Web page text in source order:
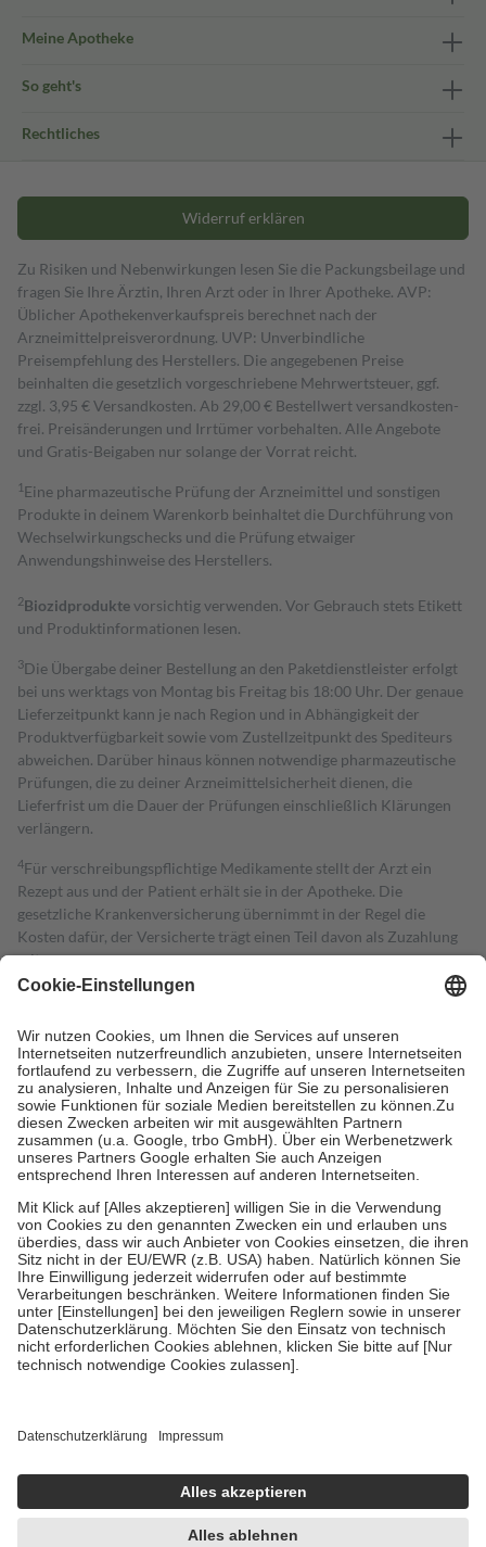
Meine Apotheke
So geht's
Rechtliches
Widerruf erklären
Zu Risiken und Nebenwirkungen lesen Sie die Packungsbeilage und
fragen Sie Ihre Ärztin, Ihren Arzt oder in Ihrer Apotheke. AVP:
Üblicher Apothekenverkaufspreis berechnet nach der
Arzneimittelpreisverordnung. UVP: Unverbindliche
Preisempfehlung des Herstellers. Die angegebenen Preise
beinhalten die gesetzlich vorgeschriebene Mehrwertsteuer, ggf.
zzgl. 3,95 € Versandkosten. Ab 29,00 € Bestell­wert versand­kosten­
frei. Preisänderungen und Irrtümer vorbehalten. Alle Angebote
und Gratis-Beigaben nur solange der Vorrat reicht.
1 Eine pharmazeutische Prüfung der Arzneimittel und sonstigen
Produkte in deinem Warenkorb beinhaltet die Durchführung von
Wechselwirkungschecks und die Prüfung etwaiger
Anwendungshinweise des Herstellers.
2Biozidproduktevorsichtig verwenden. Vor Gebrauch stets Etikett
und Produktinformationen lesen.
3Die Übergabe deiner Bestellung an den Paketdienstleister erfolgt
bei uns werktags von Montag bis Freitag bis 18:00 Uhr. Der genaue
Lieferzeitpunkt kann je nach Region und in Abhängigkeit der
Produktverfügbarkeit sowie vom Zustellzeitpunkt des Spediteurs
abweichen. Darüber hinaus können notwendige pharmazeutische
Prüfungen, die zu deiner Arzneimittelsicherheit dienen, die
Lieferfrist um die Dauer der Prüfungen einschließlich Klärungen
verlängern.
4Für verschreibungspflichtige Medikamente stellt der Arzt ein
Rezept aus und der Patient erhält sie in der Apotheke. Die
gesetzliche Krankenversicherung übernimmt in der Regel die
Kosten dafür, der Versicherte trägt einen Teil davon als Zuzahlung
mit.
Grundsätzlich leisten Mitglieder Zuzahlungen in Höhe von zehn
höchstens zehn Euro.
Es sind jedoch nie mehr als die tatsächlichen
Kosten der Leistung zu entrichten.
Diese Regeln gelten grundsätzlich auch für Online-Apotheken.
Bei Heilmitteln und häuslicher Krankenpflege beträgt die
Zuzahlung zehn Prozent der Kosten sowie zehn Euro je
Verordnung.
Um das Engagement der Versicherten für ihre eigene Gesundheit zu
stärken und die besondere Stellung der Familie zu unterstützen,
fallenkeine Zuzahlungenan bei:
• Kindern und Jugendlichen bis zum vollendeten 18. Lebensjahr
mit Ausnahme der Fahrkosten
• Untersuchungen zur Vorsorge und Früherkennung, die von der
GKV getragen werden
• empfohlenen Schutzimpfungen
• Harn- und Blutteststreifen
getroffen, um sicherzustellen, dass es sich um echte Bewertungen
https://help.etrusted.com/hc/de/articles/4419944605341
Einige Bilder und Inhalte wurden unter Zuhilfenahme künstlicher